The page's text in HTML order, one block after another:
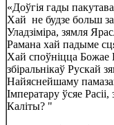
«Доўгія гады
Хай не будзе больш
Уладзіміра, зямля
Рамана хай падыме
Хай споўніцца Божае
збіральнікаў Рускай
Найяснейшаму
Імператару ўсяе
Каліты? "